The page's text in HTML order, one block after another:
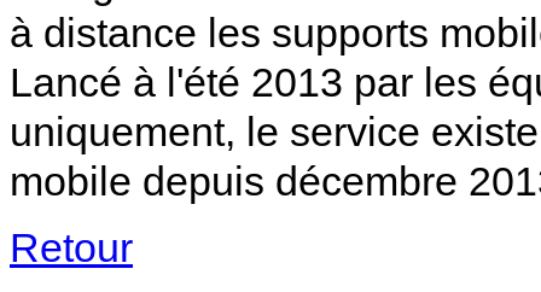
à distance les supports
Lancé à l'été 2013 par les
uniquement, le service
mobile depuis décembre
Retour